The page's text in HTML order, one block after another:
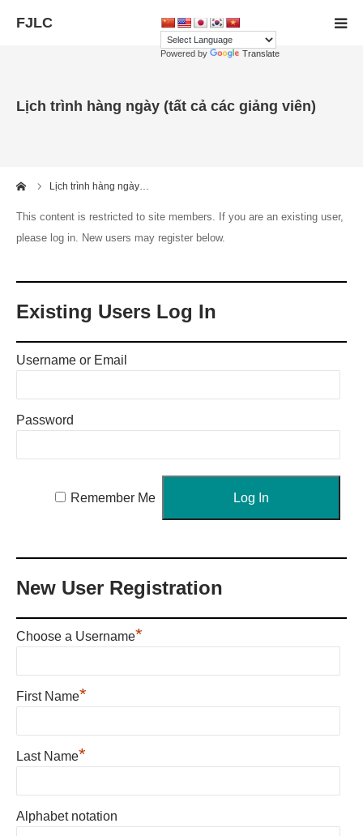
Powered by Translate
Lịch trình hàng ngày (tất cả các giảng viên)
Lịch trình hàng ngày…
This content is restricted to site members. If you are an existing user,
please log in. New users may register below.
Existing Users Log In
Username or Email
Password
Remember Me
New User Registration
Choose a Username*
First Name*
Last Name*
Alphabet notation
Đăng ký thành viên